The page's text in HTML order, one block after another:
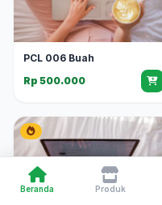
PCL 006 Buah
Rp 500.000
Beranda Produk